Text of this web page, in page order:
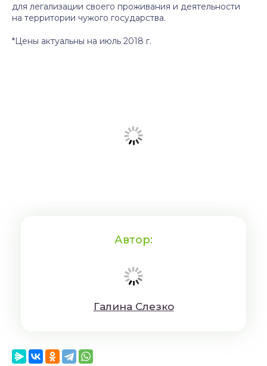
для легализации своего проживания и деятельности
на территории чужого государства.
*Цены актуальны на июль 2018 г.
Автор:
Гaлинa Cлeзкo